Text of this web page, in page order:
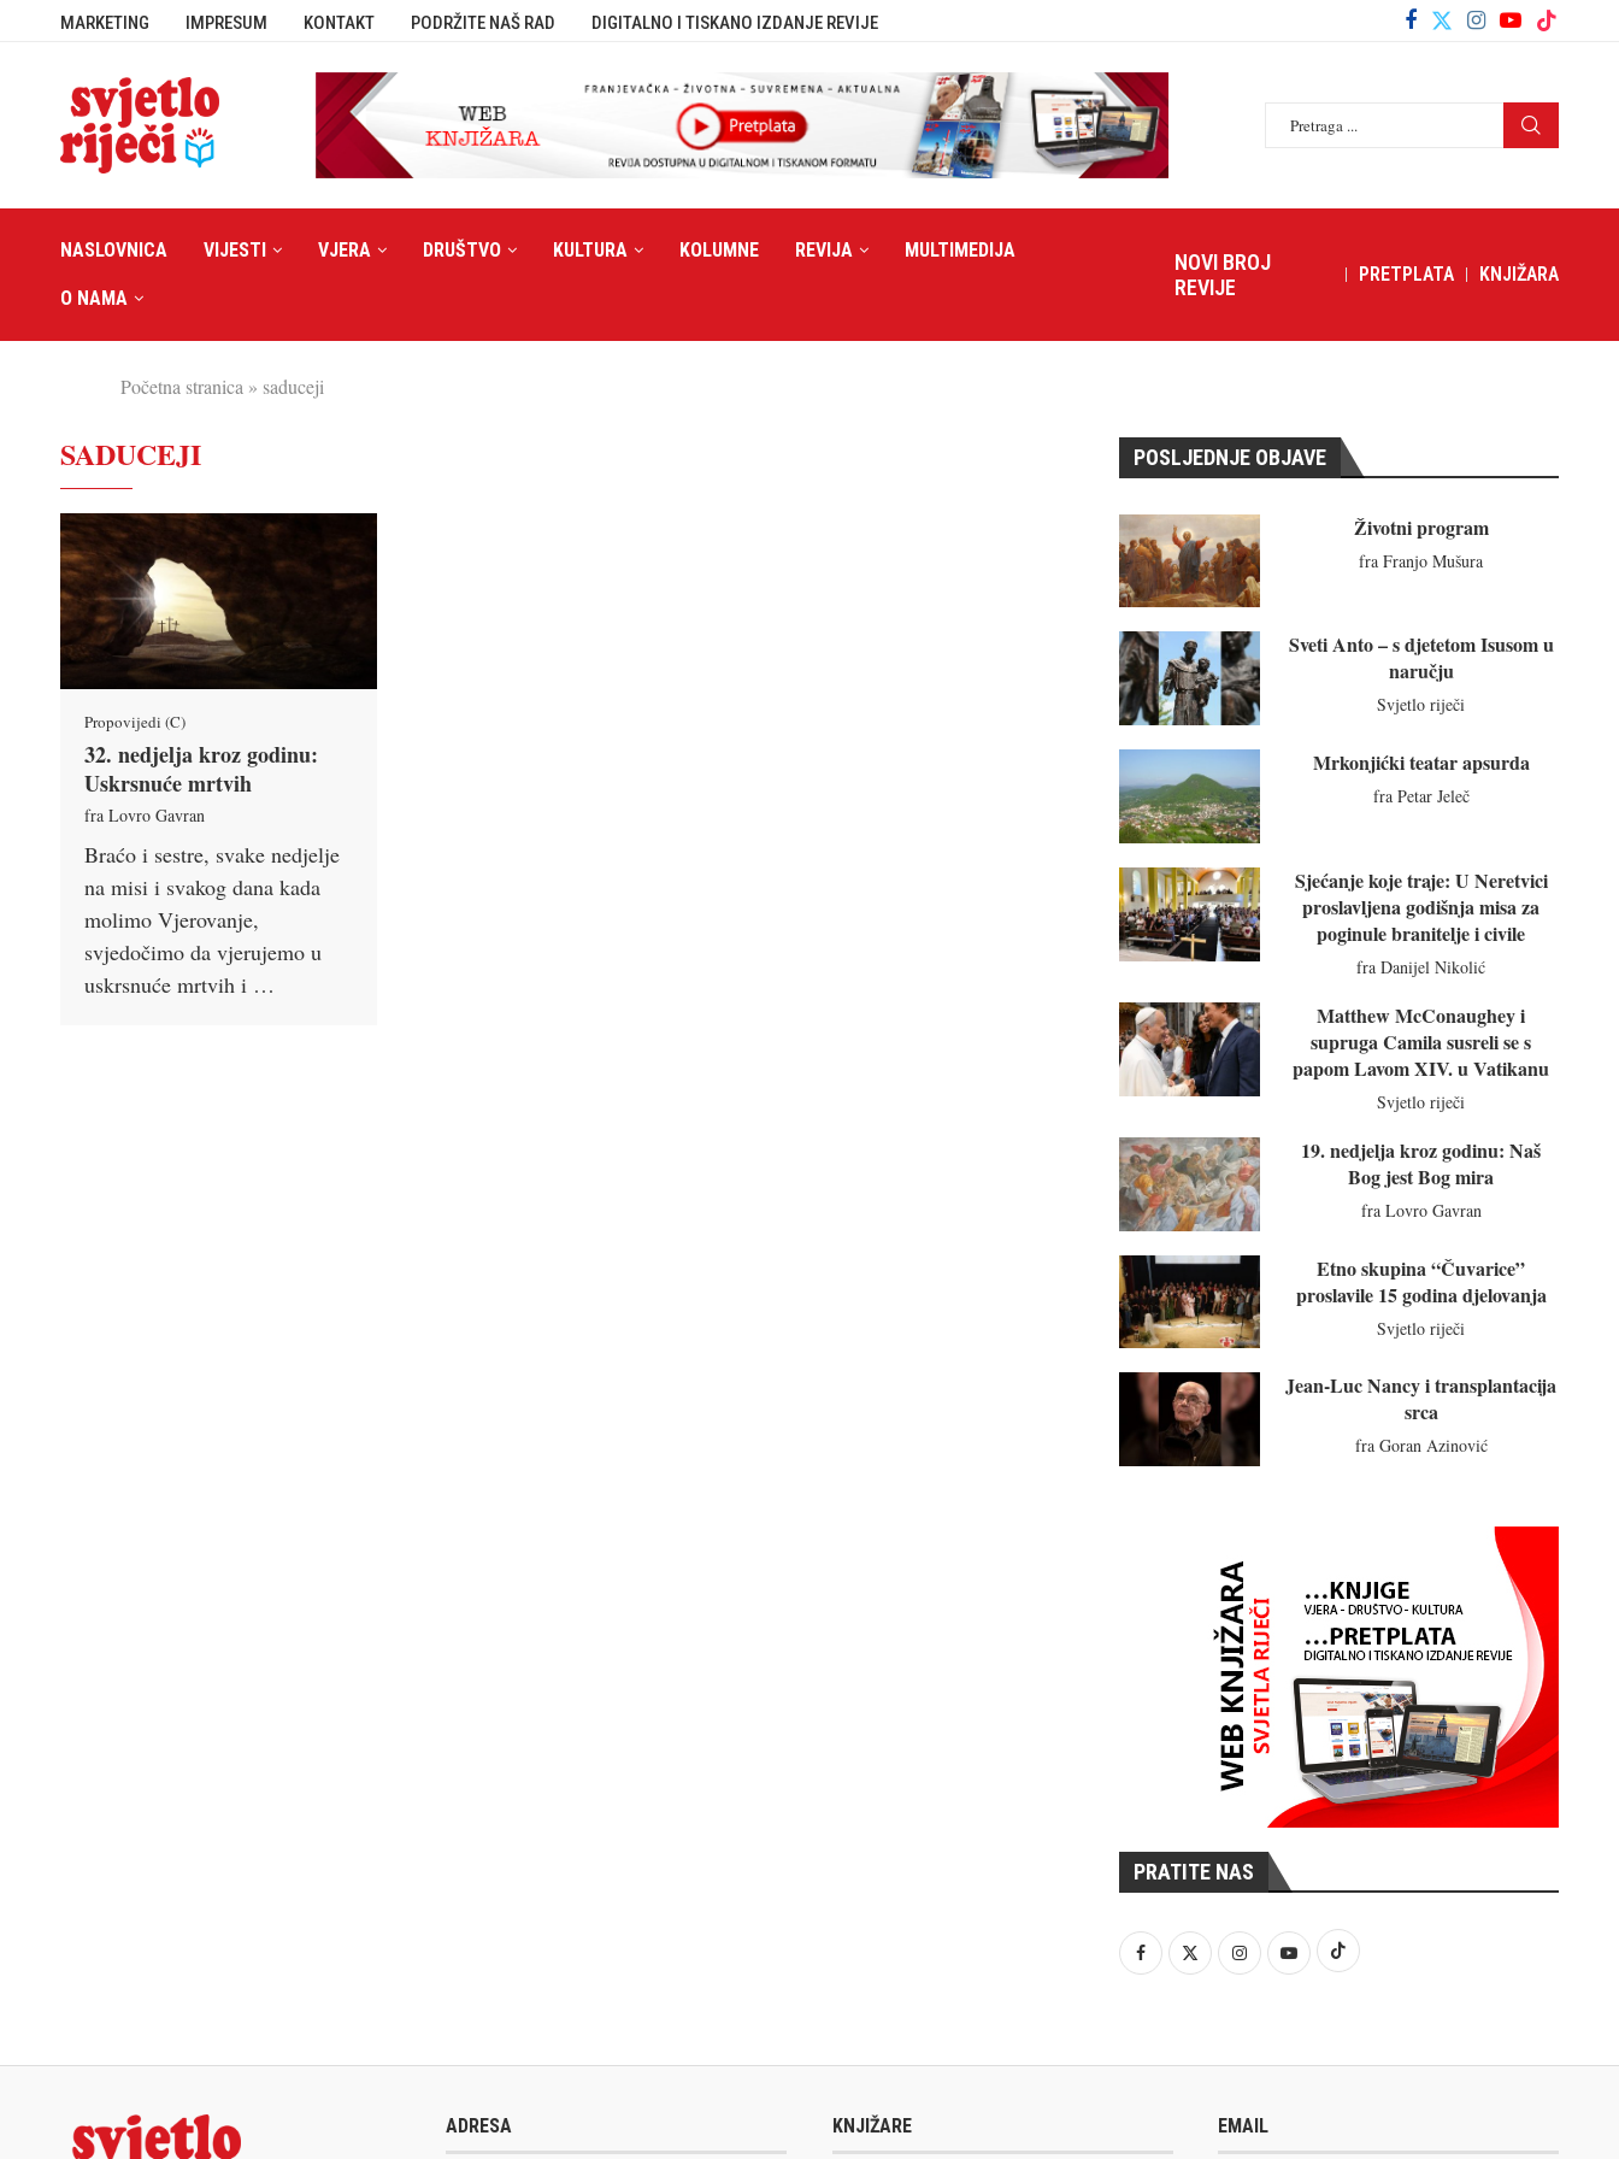
MARKETING IMPRESUM KONTAKT PODRŽITE NAŠ RAD DIGITALNO I TISKANO IZDANJE REVIJE
NASLOVNICA VIJESTI VJERA DRUŠTVO KULTURA KOLUMNE REVIJA MULTIMEDIJA
O NAMA
NOVI BROJ
REVIJE
PRETPLATA KNJIŽARA
Početna stranica » saduceji
SADUCEJI
Propovijedi (C)
32. nedjelja kroz godinu:
Uskrsnuće mrtvih
fra Lovro Gavran
Braćo i sestre, svake nedjelje
na misi i svakog dana kada
molimo Vjerovanje,
svjedočimo da vjerujemo u
uskrsnuće mrtvih i …
POSLJEDNJE OBJAVE
Životni program
fra Franjo Mušura
Sveti Anto – s djetetom Isusom u
naručju
Svjetlo riječi
Mrkonjićki teatar apsurda
fra Petar Jeleč
Sjećanje koje traje: U Neretvici
proslavljena godišnja misa za
poginule branitelje i civile
fra Danijel Nikolić
Matthew McConaughey i
supruga Camila susreli se s
papom Lavom XIV. u Vatikanu
Svjetlo riječi
19. nedjelja kroz godinu: Naš
Bog jest Bog mira
fra Lovro Gavran
Etno skupina “Čuvarice”
proslavile 15 godina djelovanja
Svjetlo riječi
Jean-Luc Nancy i transplantacija
srca
fra Goran Azinović
PRATITE NAS
ADRESA KNJIŽARE EMAIL